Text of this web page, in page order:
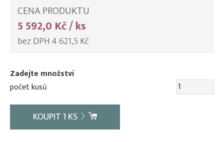
CENA PRODUKTU
5 592,0 Kč / ks
bez DPH 4 621,5 Kč
Zadejte množství
počet kusů
KOUPIT1 KS